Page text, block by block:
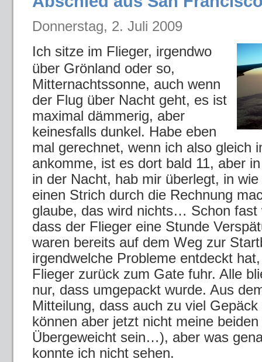
Donnerstag, 2. Juli 2009
Ich sitze im Flieger, irgendwo
über Grönland oder so,
Mitternachtssonne, auch wenn
der Flug über Nacht geht, es ist
maximal dämmerig, aber
keinesfalls dunkel. Habe eben
mal gerechnet, wenn ich also gleich
ankomme, ist es dort bald 11, aber
in der Nacht, hab mir überlegt, in
einen Strich durch die Rechnung
glaube, das wird nichts… Schon fast
dass der Flieger eine Stunde
waren bereits auf dem Weg zur
irgendwelche Probleme entdeckt
Flieger zurück zum Gate fuhr. Alle
nur, dass umgepackt wurde. Aus
Mitteilung, dass auch zu viel
können aber jetzt nicht meine
Übergeweicht sein…), aber was
konnte ich nicht sehen.